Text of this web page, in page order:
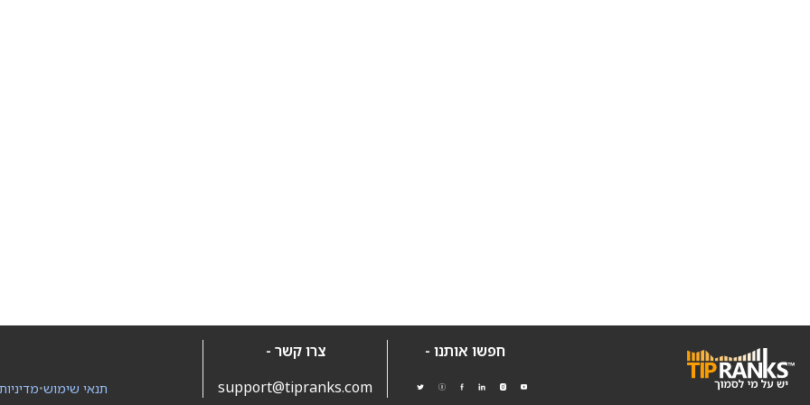
חפשו אותנו -
צרו קשר -
support@tipranks.com
•תנאי שימוש